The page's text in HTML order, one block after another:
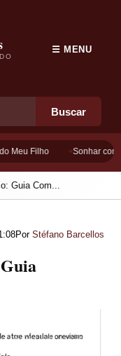
Buscar
☰ MENU
Meu Filho Sonhar com
Guia Com...
Por Stéfano Barcellos